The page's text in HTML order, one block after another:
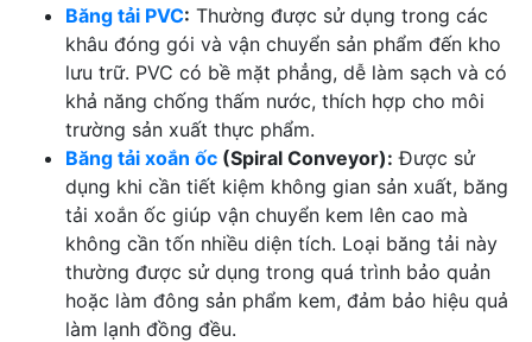
Băng tải PVC: Thường được sử dụng trong các
khâu đóng gói và vận chuyển sản phẩm đến kho
lưu trữ. PVC có bề mặt phẳng, dễ làm sạch và có
khả năng chống thấm nước, thích hợp cho môi
trường sản xuất thực phẩm.
Băng tải xoắn ốc (Spiral Conveyor): Được sử
dụng khi cần tiết kiệm không gian sản xuất, băng
tải xoắn ốc giúp vận chuyển kem lên cao mà
không cần tốn nhiều diện tích. Loại băng tải này
thường được sử dụng trong quá trình bảo quản
hoặc làm đông sản phẩm kem, đảm bảo hiệu quả
làm lạnh đồng đều.